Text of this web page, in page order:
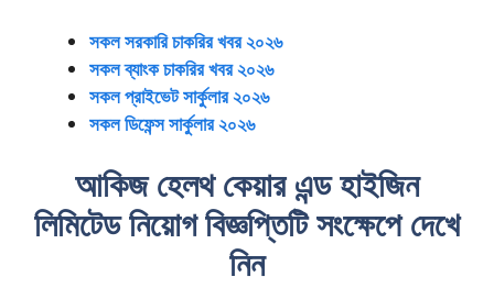
সকল সরকারি চাকরির খবর ২০২৬
সকল ব্যাংক চাকরির খবর ২০২৬
সকল প্রাইভেট সার্কুলার ২০২৬
সকল ডিফেন্স সার্কুলার ২০২৬
আকিজ হেলথ কেয়ার এন্ড হাইজিন
লিমিটেড নিয়োগ বিজ্ঞপ্তিটি সংক্ষেপে দেখে
নিন